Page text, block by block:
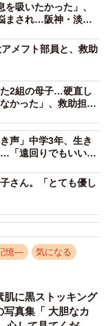
の妻・彰子さん（提
を吸いたかった」、
まされ…阪神・淡路
メフト部員と、救助
2組の母子…硬直し
かった」、救助担っ
声」中学3年、生き
「遠回りでもいい」
さん。「とても優し
憶― 気になる
に黒ストッキング
真集「 大胆なカ